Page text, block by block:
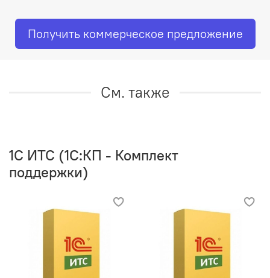
Получить коммерческое предложение
См. также
1C ИТС (1С:КП - Комплект
поддержки)